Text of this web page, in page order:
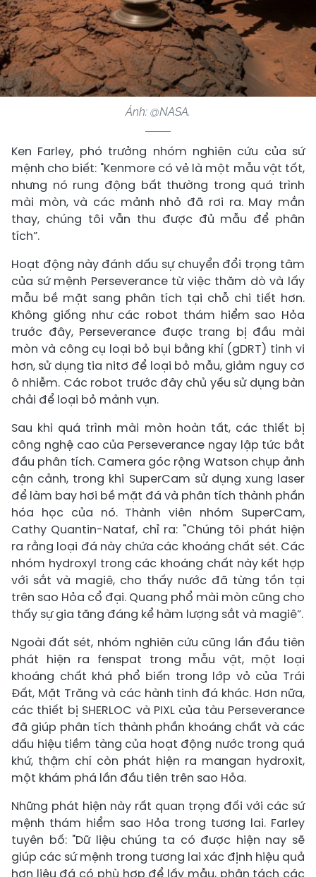
Ảnh: @NASA.
Ken Farley, phó trưởng nhóm nghiên cứu của sứ
mệnh cho biết: "Kenmore có vẻ là một mẫu vật tốt,
nhưng nó rung động bất thường trong quá trình
mài mòn, và các mảnh nhỏ đã rơi ra. May mắn
thay, chúng tôi vẫn thu được đủ mẫu để phân
tích”.
Hoạt động này đánh dấu sự chuyển đổi trọng tâm
của sứ mệnh Perseverance từ việc thăm dò và lấy
mẫu bề mặt sang phân tích tại chỗ chi tiết hơn.
Không giống như các robot thám hiểm sao Hỏa
trước đây, Perseverance được trang bị đầu mài
mòn và công cụ loại bỏ bụi bằng khí (gDRT) tinh vi
hơn, sử dụng tia nitơ để loại bỏ mẫu, giảm nguy cơ
ô nhiễm. Các robot trước đây chủ yếu sử dụng bàn
chải để loại bỏ mảnh vụn.
Sau khi quá trình mài mòn hoàn tất, các thiết bị
công nghệ cao của Perseverance ngay lập tức bắt
đầu phân tích. Camera góc rộng Watson chụp ảnh
cận cảnh, trong khi SuperCam sử dụng xung laser
để làm bay hơi bề mặt đá và phân tích thành phần
hóa học của nó. Thành viên nhóm SuperCam,
Cathy Quantin-Nataf, chỉ ra: "Chúng tôi phát hiện
ra rằng loại đá này chứa các khoáng chất sét. Các
nhóm hydroxyl trong các khoáng chất này kết hợp
với sắt và magiê, cho thấy nước đã từng tồn tại
trên sao Hỏa cổ đại. Quang phổ mài mòn cũng cho
thấy sự gia tăng đáng kể hàm lượng sắt và magiê”.
Ngoài đất sét, nhóm nghiên cứu cũng lần đầu tiên
phát hiện ra fenspat trong mẫu vật, một loại
khoáng chất khá phổ biến trong lớp vỏ của Trái
Đất, Mặt Trăng và các hành tinh đá khác. Hơn nữa,
các thiết bị SHERLOC và PIXL của tàu Perseverance
đã giúp phân tích thành phần khoáng chất và các
dấu hiệu tiềm tàng của hoạt động nước trong quá
khứ, thậm chí còn phát hiện ra mangan hydroxit,
một khám phá lần đầu tiên trên sao Hỏa.
Những phát hiện này rất quan trọng đối với các sứ
mệnh thám hiểm sao Hỏa trong tương lai. Farley
tuyên bố: "Dữ liệu chúng ta có được hiện nay sẽ
giúp các sứ mệnh trong tương lai xác định hiệu quả